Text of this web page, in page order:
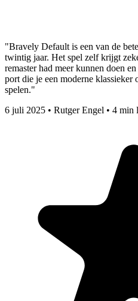
"Bravely Default is een van de
twintig jaar. Het spel zelf krijgt
remaster had meer kunnen doen
port die je een moderne klassieker
spelen."
6 juli 2025 • Rutger Engel • 4 min